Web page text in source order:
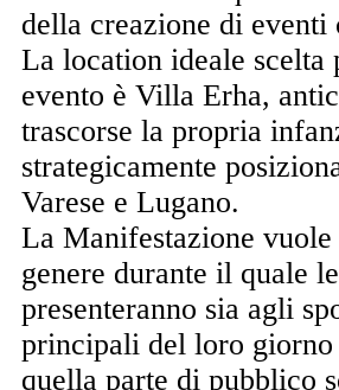
della creazione di
La location ideale scelta
evento è Villa Erha,
trascorse la propria
strategicamente
Varese e Lugano.
La Manifestazione vuole
genere durante il quale
presenteranno sia agli
principali del loro giorno
quella parte di pubblico